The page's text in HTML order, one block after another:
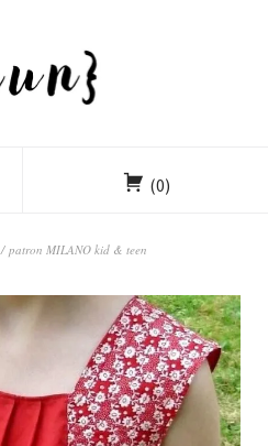
(0)
/ patron MILANO kid & teen